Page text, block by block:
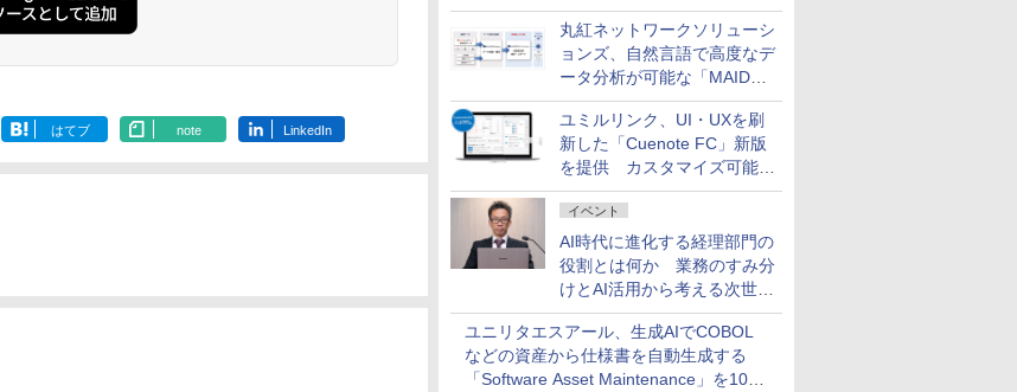
ム契約ツリー」を追加
丸紅ネットワークソリューシ
ョンズ、自然言語で高度なデ
ータ分析が可能な「MAIDOA
AI ASSIST」を9月より提供
ユミルリンク、UI・UXを刷
新した「Cuenote FC」新版
を提供 カスタマイズ可能な
ダッシュボード画面を搭載
イベント
AI時代に進化する経理部門の
役割とは何か 業務のすみ分
けとAI活用から考える次世代
ファイナンス戦略
ユニリタエスアール、生成AIでCOBOL
などの資産から仕様書を自動生成する
「Software Asset Maintenance」を10月
はてブ note LinkedIn